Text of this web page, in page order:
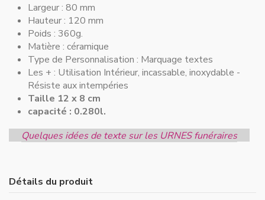
Largeur : 80 mm
Hauteur : 120 mm
Poids : 360g.
Matière : céramique
Type de Personnalisation : Marquage textes
Les + : Utilisation Intérieur, incassable, inoxydable -
Résiste aux intempéries
Taille 12 x 8 cm
capacité : 0.280l.
Quelques idées de texte sur les URNES funéraires
Détails du produit